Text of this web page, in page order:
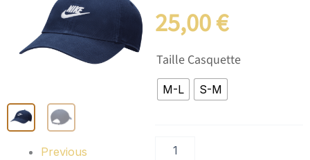
Previous
25,00€
Taille Casquette
M-L S-M
quantité
de
Casquette
Nike